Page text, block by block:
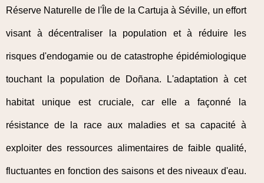
Réserve Naturelle de l'Île de la Cartuja à Séville, un effort
visant à décentraliser la population et à réduire les
risques d'endogamie ou de catastrophe épidémiologique
touchant la population de Doñana. L'adaptation à cet
habitat unique est cruciale, car elle a façonné la
résistance de la race aux maladies et sa capacité à
exploiter des ressources alimentaires de faible qualité,
fluctuantes en fonction des saisons et des niveaux d'eau.